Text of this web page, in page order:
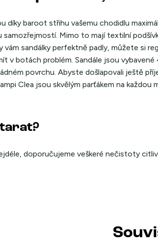
díky baroot střihu vašemu chodidlu
Mimo to mají textilní
vám sandálky perfektně padly, můžete si
v botách problém. Sandále jsou
povrchu. Abyste došlapovali ještě
Clea jsou skvělým parťákem na každou
doporučujeme veškeré nečistoty